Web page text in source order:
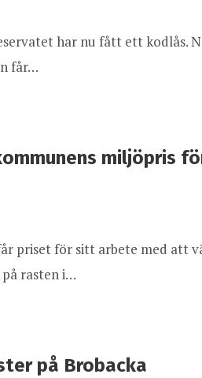
har nu fått ett kodlås.
får…
miljöpris
priset för sitt arbete med att
rasten i…
på Brobacka